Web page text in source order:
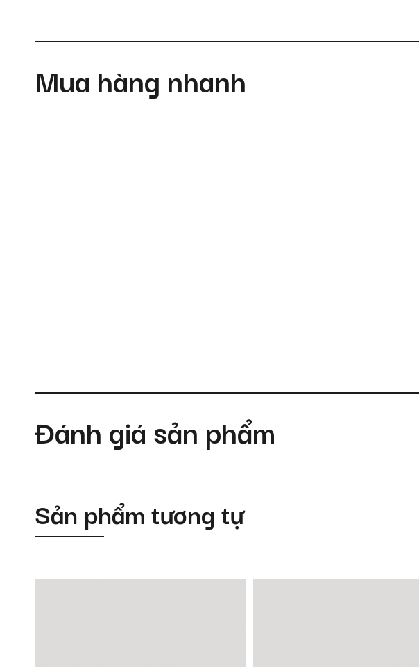
Mua hàng nhanh
Đánh giá sản phẩm
Sản phẩm tương tự